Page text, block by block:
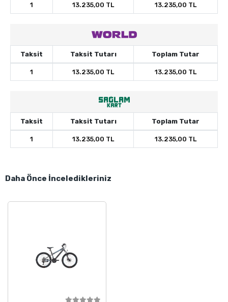
1 13.235,00 TL 13.235,00 TL
Taksit Taksit Tutarı Toplam Tutar
1 13.235,00 TL 13.235,00 TL
Taksit Taksit Tutarı Toplam Tutar
1 13.235,00 TL 13.235,00 TL
Daha Önce İnceledikleriniz